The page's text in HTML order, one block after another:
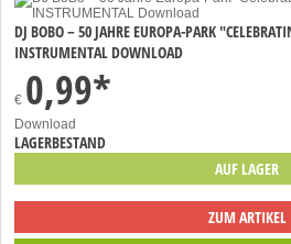
DJ BOBO – 50 JAHRE EUROPA-PARK
INSTRUMENTAL DOWNLOAD
€ 0,99*
Download
LAGERBESTAND
AUF LAGER
ZUM ARTIKEL